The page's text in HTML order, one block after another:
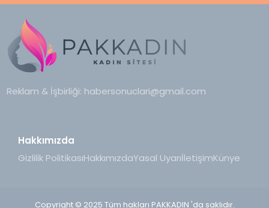
Reklam & İşbirliği: habersonuclari@gmail.com
Hakkımızda
Gizlilik PolitikasıHakkımızdaYasal UyarıİletişimKünye
Copyright © 2025 Tüm hakları PAKKADIN 'da saklıdır.